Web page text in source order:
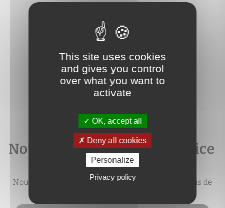
Notre expertise à votre service
Nous vous accompagnons durant tout le processus de
This site uses cookies
and gives you control
over what you want to
activate
OK, accept all
Deny all cookies
Personalize
Privacy policy